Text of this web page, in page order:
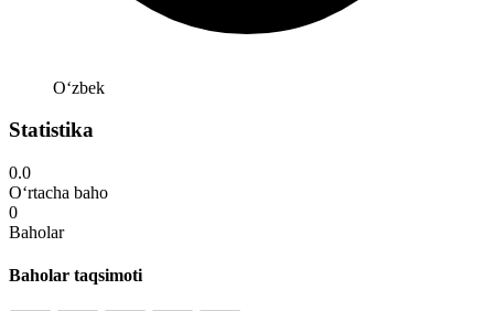
Oʻzbek
Statistika
0.0
O‘rtacha baho
0
Baholar
Baholar taqsimoti